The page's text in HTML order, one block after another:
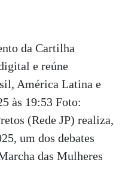
da Cartilha
e reúne
América Latina e
às 19:53 Foto:
(Rede JP) realiza,
um dos debates
das Mulheres